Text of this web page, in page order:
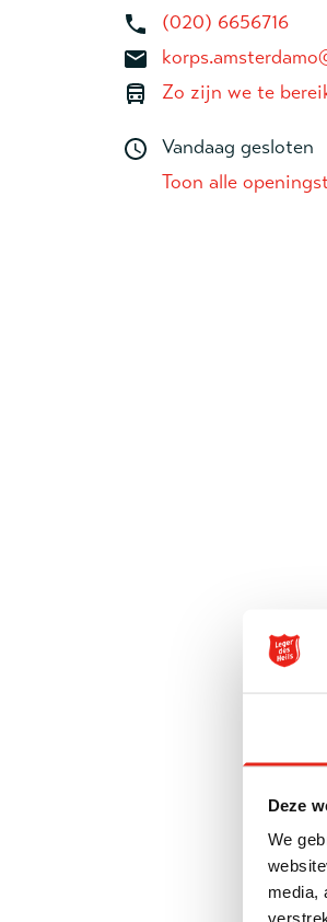
Deze
We
media,
(020) 6656716
Zo zijn we te
Vandaag gesloten
Toon alle